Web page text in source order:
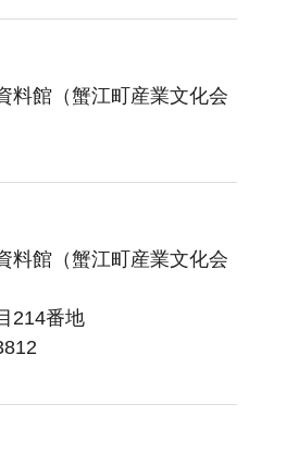
料館（蟹江町産業文化会
料館（蟹江町産業文化会
214番地